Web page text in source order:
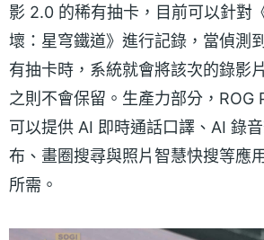
影 2.0 的稀有抽卡，目前可以針對
壞：星穹鐵道》進行記錄，當偵測
有抽卡時，系統就會將該次的錄影
之則不會保留。生產力部分，ROG
可以提供 AI 即時通話口譯、AI 錄
布、畫圈搜尋與照片智慧快搜等應
所需。